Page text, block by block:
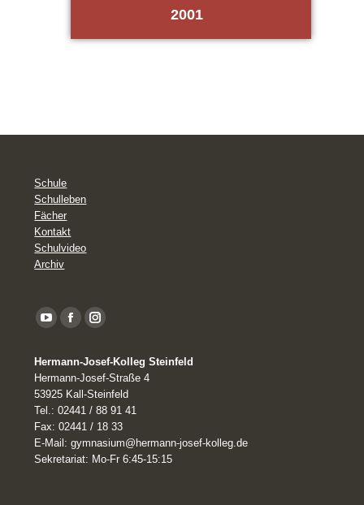
2001
Schule
Schulleben
Fächer
Kontakt
Schulvideo
Archiv
YouTube
opens
in
new
window
FacebookInstagram
Hermann-Josef-Kolleg Steinfeld
Hermann-Josef-Straße 4
53925 Kall-Steinfeld
Tel.: 02441 / 88 91 41
Fax: 02441 / 18 33
E-Mail: gymnasium@hermann-josef-kolleg.de
Sekretariat: Mo-Fr 6:45-15:15